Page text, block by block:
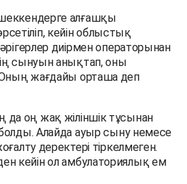
алғашқы
кейін облыстық
диірмен операторынан
сынуын анықтап, оны
жағдайы орташа деп
оң жақ жіліншік тұсынан
болды. Алайда ауыр сыну немесе
деректері тіркелмеген.
кейін ол амбулаториялық ем